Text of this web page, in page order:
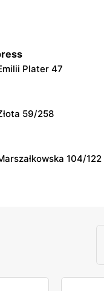
Plater 47
59/258
104/122